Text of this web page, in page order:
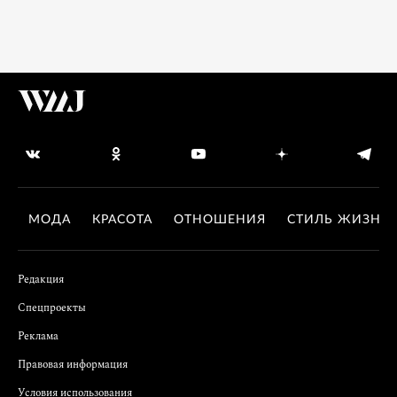
МОДА КРАСОТА ОТНОШЕНИЯ СТИЛЬ ЖИЗНИ
Редакция
Спецпроекты
Реклама
Правовая информация
Условия использования